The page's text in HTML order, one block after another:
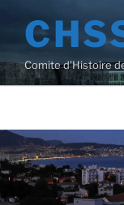
contenu
principalComite d'Histoire